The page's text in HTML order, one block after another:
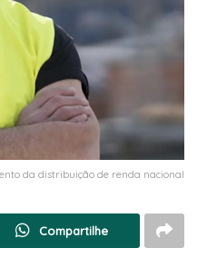
da distribuição de renda nacional
Compartilhe